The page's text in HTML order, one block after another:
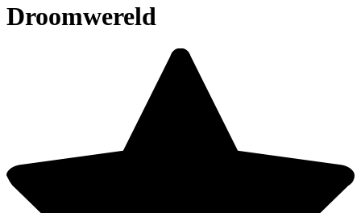
Droomwereld